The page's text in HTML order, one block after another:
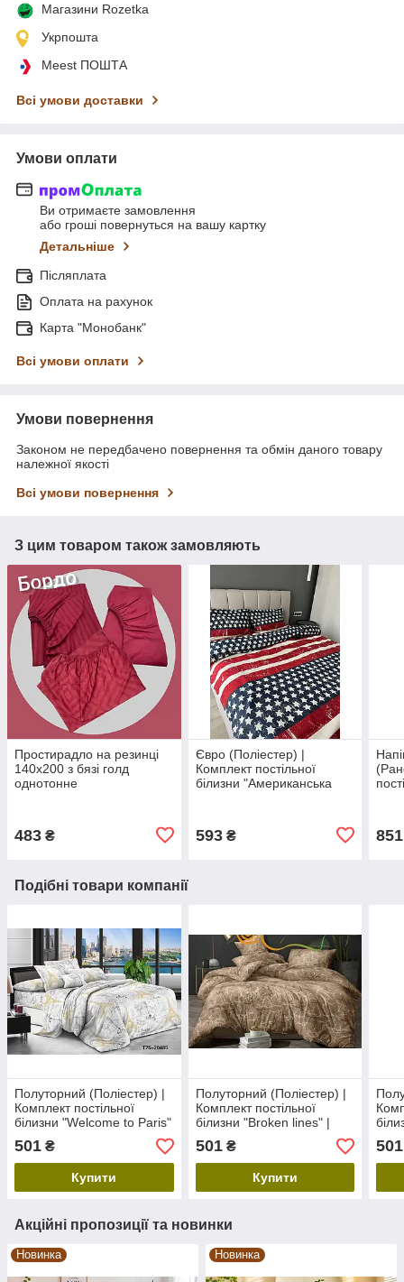
Магазини Rozetka
Укрпошта
Meest ПОШТА
Всі умови доставки
Умови оплати
Ви отримаєте замовлення
або гроші повернуться на вашу картку
Детальніше
Післяплата
Оплата на рахунок
Карта "Монобанк"
Всі умови оплати
Умови повернення
Законом не передбачено повернення та обмін даного товару
належної якості
Всі умови повернення
З цим товаром також замовляють
Простирадло на резинці
140х200 з бязі голд
однотонне
483 ₴
Євро (Поліестер) |
Комплект постільної
білизни "Американська
593₴ 851
Подібні товари компанії
Полуторний (Поліестер) |
Комплект постільної
білизни "Welcome to Paris"
| Простирадло 150х220 см
501 ₴
Купити
Полуторний (Поліестер) |
Комплект постільної
білизни "Broken lines" |
Простирадло 150х220 см
501₴
Купити
501
Акційні пропозиції та новинки
Новинка Новинка